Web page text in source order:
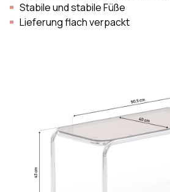
Stabile und stabile Füße
Lieferung flach verpackt